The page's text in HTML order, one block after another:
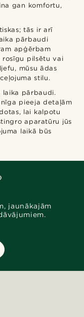
gan komfortu,
tās ir arī
pārbaudi
apģērbam
pilsētu vai
mūsu ādas
stilu.
laika pārbaudi.
pieeja detaļām
lai kalpotu
aparatūru jūs
laikā būs
jaunākajām